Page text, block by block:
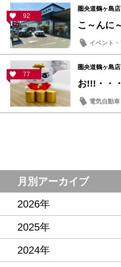
92
圏央道鶴ヶ島店
こ～んに
イベント
77
圏央道鶴ヶ島店
お!!!・・
電気自動車
記念品・
月別アーカイブ
2026年
2025年
2024年